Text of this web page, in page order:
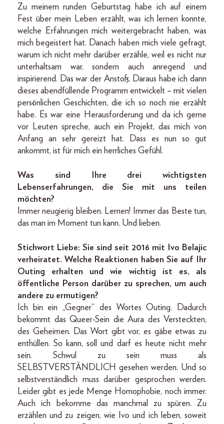
Zu meinem runden Geburtstag habe ich auf einem
Fest über mein Leben erzählt, was ich lernen konnte,
welche Erfahrungen mich weitergebracht haben, was
mich begeistert hat. Danach haben mich viele gefragt,
warum ich nicht mehr darüber erzähle, weil es nicht nur
unterhaltsam war, sondern auch anregend und
inspirierend. Das war der Anstoß. Daraus habe ich dann
dieses abendfüllende Programm entwickelt – mit vielen
persönlichen Geschichten, die ich so noch nie erzählt
habe. Es war eine Herausforderung und da ich gerne
vor Leuten spreche, auch ein Projekt, das mich von
Anfang an sehr gereizt hat. Dass es nun so gut
ankommt, ist für mich ein herrliches Gefühl.
Was sind Ihre drei wichtigsten
Lebenserfahrungen, die Sie mit uns teilen
möchten?
Immer neugierig bleiben. Lernen! Immer das Beste tun,
das man im Moment tun kann. Und lieben.
Stichwort Liebe: Sie sind seit 2016 mit Ivo Belajic
verheiratet. Welche Reaktionen haben Sie auf Ihr
Outing erhalten und wie wichtig ist es, als
öffentliche Person darüber zu sprechen, um auch
andere zu ermutigen?
Ich bin ein „Gegner“ des Wortes Outing. Dadurch
bekommt das Queer-Sein die Aura des Versteckten,
des Geheimen. Das Wort gibt vor, es gäbe etwas zu
enthüllen. So kann, soll und darf es heute nicht mehr
sein. Schwul zu sein muss als
SELBSTVERSTÄNDLICH gesehen werden. Und so
selbstverständlich muss darüber gesprochen werden.
Leider gibt es jede Menge Homophobie, noch immer.
Auch ich bekomme das manchmal zu spüren. Zu
erzählen und zu zeigen, wie Ivo und ich leben, soweit